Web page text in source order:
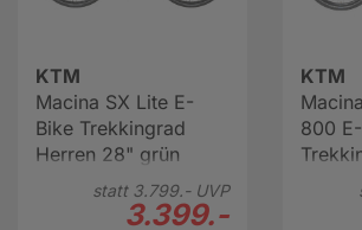
KTM
Macina SX Lite E-
Bike Trekkingrad
Herren 28" grün
statt 3.799.-UVP
3.399.-
KTM
800